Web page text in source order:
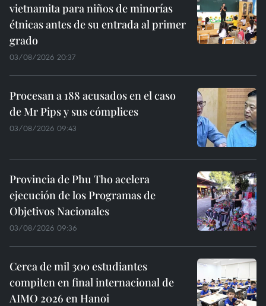
vietnamita para niños de minorías
étnicas antes de su entrada al primer
grado
03/08/2026 20:37
Procesan a 188 acusados en el caso
de Mr Pips y sus cómplices
03/08/2026 09:43
Provincia de Phu Tho acelera
ejecución de los Programas de
Objetivos Nacionales
03/08/2026 09:36
Cerca de mil 300 estudiantes
compiten en final internacional de
AIMO 2026 en Hanoi